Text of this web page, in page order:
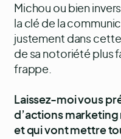
Michou ou bien
la clé de la
justement dans
de sa notoriété plus
frappe.
Laissez-moi vous
d’actions marketing
et qui vont mettre